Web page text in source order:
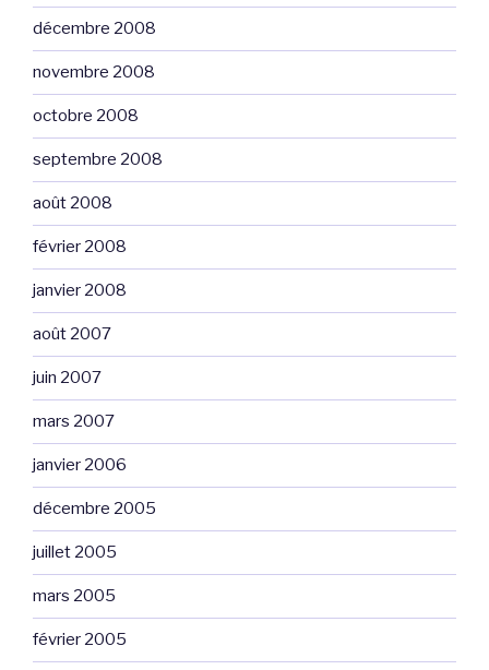
décembre 2008
novembre 2008
octobre 2008
septembre 2008
août 2008
février 2008
janvier 2008
août 2007
juin 2007
mars 2007
janvier 2006
décembre 2005
juillet 2005
mars 2005
février 2005